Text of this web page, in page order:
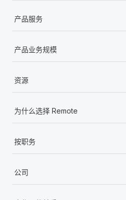
产品服务
产品业务规模
资源
为什么选择 Remote
按职务
公司